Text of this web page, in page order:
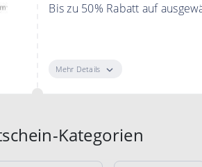
Bis zu 50% Rabatt auf
Mehr Details
Kategorien